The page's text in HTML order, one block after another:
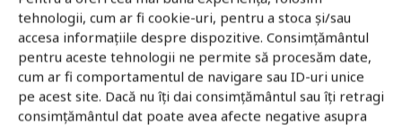
tehnologii, cum ar fi cookie-uri, pentru a stoca și/sau
accesa informațiile despre dispozitive. Consimțământul
pentru aceste tehnologii ne permite să procesăm date,
cum ar fi comportamentul de navigare sau ID-uri unice
pe acest site. Dacă nu îți dai consimțământul sau îți retragi
consimțământul dat poate avea afecte negative asupra